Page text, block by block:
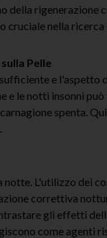
rigenerazione
cruciale nella
Pelle
e l'aspetto
le notti insonni
spenta.
L'utilizzo dei
correttiva
gli effetti
come agenti